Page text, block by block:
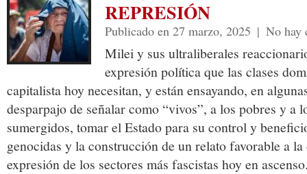
REPRESIÓN
Publicado en 27 marzo, 2025 | No hay
Milei y sus ultraliberales
expresión política que las clases
capitalista hoy necesitan, y están ensayando, en
desparpajo de señalar como “vivos”, a los pobres y a
sumergidos, tomar el Estado para su control y
genocidas y la construcción de un relato favorable a
expresión de los sectores más fascistas hoy en